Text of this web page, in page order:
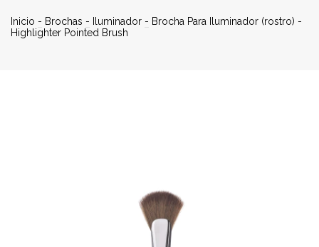
Inicio - Brochas - Iluminador - Brocha Para Iluminador (rostro) -
Highlighter Pointed Brush